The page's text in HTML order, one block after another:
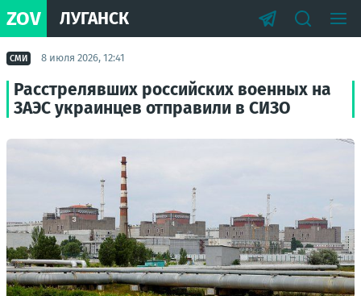
ZOV ЛУГАНСК
СМИ 8 июля 2026, 12:41
Расстрелявших российских военных на
ЗАЭС украинцев отправили в СИЗО